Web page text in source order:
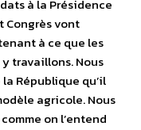
à la Présidence
Congrès vont
à ce que les
travaillons. Nous
République qu’il
agricole. Nous
on l’entend